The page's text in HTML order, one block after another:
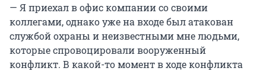
— Я приехал в офис компании со своими
коллегами, однако уже на входе был атакован
службой охраны и неизвестными мне людьми,
которые спровоцировали вооруженный
конфликт. В какой-то момент в ходе конфликта